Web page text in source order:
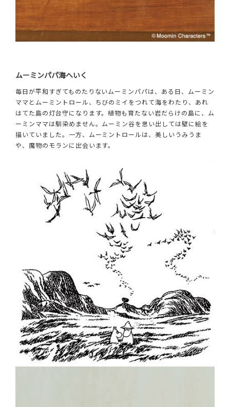
ムーミンパパ海へいく
毎日が平和すぎてものたりないムーミンパパは、ある日、ムーミン
ママとムーミントロール、ちびのミイをつれて海をわたり、あれ
はてた島の灯台守になります。植物も育たない岩だらけの島に、ム
ーミンママは馴染めません。ムーミン谷を思い出しては壁に絵を
描いていました。一方、ムーミントロールは、美しいうみうま
や、魔物のモランに出会います。